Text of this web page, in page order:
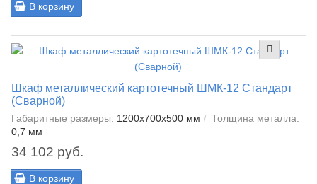
В корзину
Шкаф металлический картотечный ШМК-12 Стандарт
(Сварной)
Габаритные размеры: 1200x700x500 мм
Толщина металла:
0,7 мм
34 102 руб.
В корзину